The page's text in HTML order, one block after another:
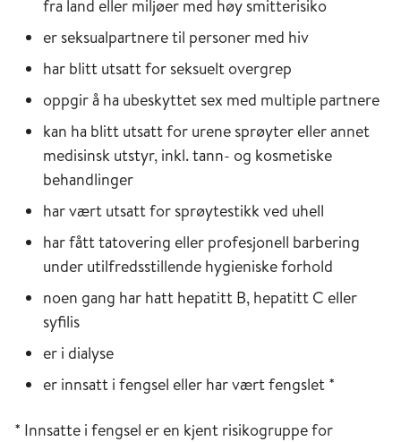
fra land eller miljøer med høy smitterisiko
er seksualpartnere til personer med hiv
har blitt utsatt for seksuelt overgrep
oppgir å ha ubeskyttet sex med multiple partnere
kan ha blitt utsatt for urene sprøyter eller annet
medisinsk utstyr, inkl. tann- og kosmetiske
behandlinger
har vært utsatt for sprøytestikk ved uhell
har fått tatovering eller profesjonell barbering
under utilfredsstillende hygieniske forhold
noen gang har hatt hepatitt B, hepatitt C eller
syfilis
er i dialyse
er innsatt i fengsel eller har vært fengslet *
* Innsatte i fengsel er en kjent risikogruppe for